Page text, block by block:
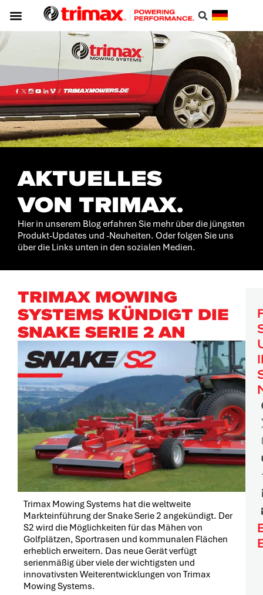
AKTUELLES
VON TRIMAX.
Hier in unserem Blog erfahren Sie mehr über die jüngsten
Produkt-Updates und -Neuheiten. Oder folgen Sie uns
über die Links unten in den sozialen Medien.
TRIMAX MOWING
SYSTEMS KÜNDIGT DIE
SNAKE SERIE 2 AN
Trimax Mowing Systems hat die weltweite
Markteinführung der Snake Serie 2 angekündigt. Der
S2 wird die Möglichkeiten für das Mähen von
Golfplätzen, Sportrasen und kommunalen Flächen
erheblich erweitern. Das neue Gerät verfügt
serienmäßig über viele der wichtigsten und
innovativsten Weiterentwicklungen von Trimax
Mowing Systems.